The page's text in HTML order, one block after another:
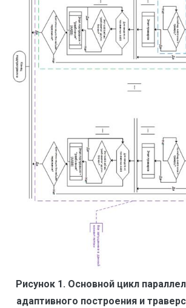
Рисунок 1. Основной цикл
адаптивного построения и